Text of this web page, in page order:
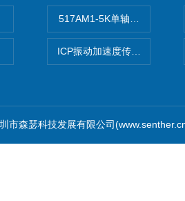
517AM1-5K单轴冲击IEPE加
ICP振动加速度传感器
市森瑟科技发展有限公司